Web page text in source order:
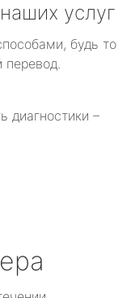
услуг
будь то
перевод.
диагностики –